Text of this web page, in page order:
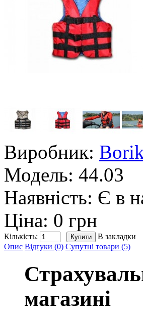
Виробник:
Модель: 44.03
Наявність: Є в
Ціна: 0 грн
Кількість:
В закладки
Опис Відгуки (0) Супутні товари (5)
магазині